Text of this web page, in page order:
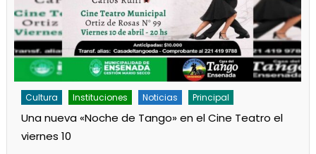
Instituciones Noticias Principal
«Noche de Tango» en el Cine Teatro el
10
Los